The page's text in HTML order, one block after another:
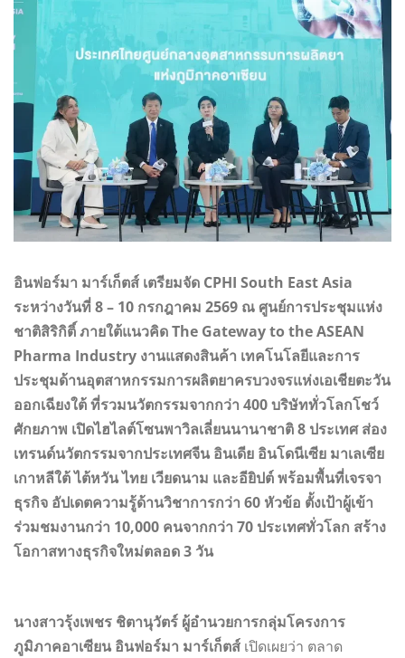
อินฟอร์มา มาร์เก็ตส์ เตรียมจัด CPHI South East Asia
ระหว่างวันที่ 8 – 10 กรกฎาคม 2569 ณ ศูนย์การประชุมแห่ง
ชาติสิริกิติ์ ภายใต้แนวคิด The Gateway to the ASEAN
Pharma Industry งานแสดงสินค้า เทคโนโลยีและการ
ประชุมด้านอุตสาหกรรมการผลิตยาครบวงจรแห่งเอเชียตะวัน
ออกเฉียงใต้ ที่รวมนวัตกรรมจากกว่า 400 บริษัททั่วโลกโชว์
ศักยภาพ เปิดไฮไลต์โซนพาวิลเลี่ยนนานาชาติ 8 ประเทศ ส่อง
เทรนด์นวัตกรรมจากประเทศจีน อินเดีย อินโดนีเซีย มาเลเซีย
เกาหลีใต้ ไต้หวัน ไทย เวียดนาม และอียิปต์ พร้อมพื้นที่เจรจา
ธุรกิจ อัปเดตความรู้ด้านวิชาการกว่า 60 หัวข้อ ตั้งเป้าผู้เข้า
ร่วมชมงานกว่า 10,000 คนจากกว่า 70 ประเทศทั่วโลก สร้าง
โอกาสทางธุรกิจใหม่ตลอด 3 วัน
นางสาวรุ้งเพชร ชิตานุวัตร์ ผู้อำนวยการกลุ่มโครงการ
ภูมิภาคอาเซียน อินฟอร์มา มาร์เก็ตส์ เปิดเผยว่า ตลาด